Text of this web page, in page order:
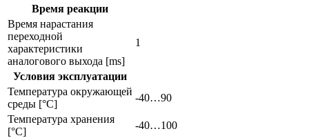
Время реакции
Время нарастания
переходной
характеристики
аналогового выхода [ms]
1
Условия эксплуатации
Температура окружающей
среды [°C]
-40…90
Температура хранения
[°C]
-40…100